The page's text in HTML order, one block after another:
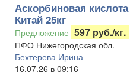
Аскорбиновая
Китай 25кг
Предложение 597 руб./кг.
ПФО Нижегородская обл.
Бехтерева Ирина
16.07.26 в 09:16